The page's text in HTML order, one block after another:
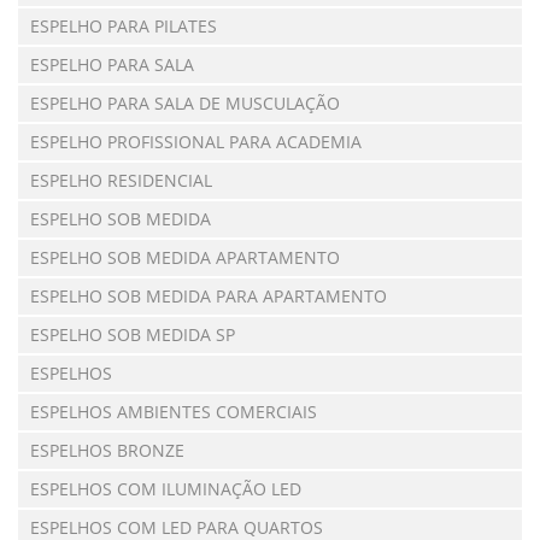
ESPELHO PARA PILATES
ESPELHO PARA SALA
ESPELHO PARA SALA DE MUSCULAÇÃO
ESPELHO PROFISSIONAL PARA ACADEMIA
ESPELHO RESIDENCIAL
ESPELHO SOB MEDIDA
ESPELHO SOB MEDIDA APARTAMENTO
ESPELHO SOB MEDIDA PARA APARTAMENTO
ESPELHO SOB MEDIDA SP
ESPELHOS
ESPELHOS AMBIENTES COMERCIAIS
ESPELHOS BRONZE
ESPELHOS COM ILUMINAÇÃO LED
ESPELHOS COM LED PARA QUARTOS